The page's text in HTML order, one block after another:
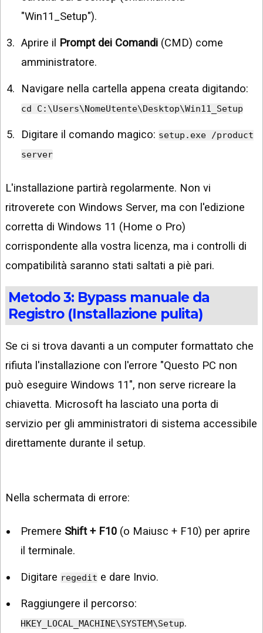
"Win11_Setup").
Aprire il Prompt dei Comandi (CMD) come
amministratore.
Navigare nella cartella appena creata digitando:
cd C:\Users\NomeUtente\Desktop\Win11_Setup
Digitare il comando magico: setup.exe /product
server
L'installazione partirà regolarmente. Non vi
ritroverete con Windows Server, ma con l'edizione
corretta di Windows 11 (Home o Pro)
corrispondente alla vostra licenza, ma i controlli di
compatibilità saranno stati saltati a piè pari.
Metodo 3: Bypass manuale da
Registro (Installazione pulita)
Se ci si trova davanti a un computer formattato che
rifiuta l'installazione con l'errore "Questo PC non
può eseguire Windows 11", non serve ricreare la
chiavetta. Microsoft ha lasciato una porta di
servizio per gli amministratori di sistema accessibile
direttamente durante il setup.
Nella schermata di errore:
Premere Shift + F10 (o Maiusc + F10) per aprire
il terminale.
Digitare regedit e dare Invio.
Raggiungere il percorso:
HKEY_LOCAL_MACHINE\SYSTEM\Setup.